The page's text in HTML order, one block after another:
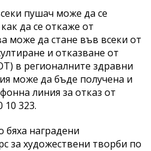
пушач може да се
да се откаже от
може да стане във всеки от
и отказване от
в регионалните здравни
може да бъде получена и
линия за отказ от
323.
бяха наградени
за художествени творби по